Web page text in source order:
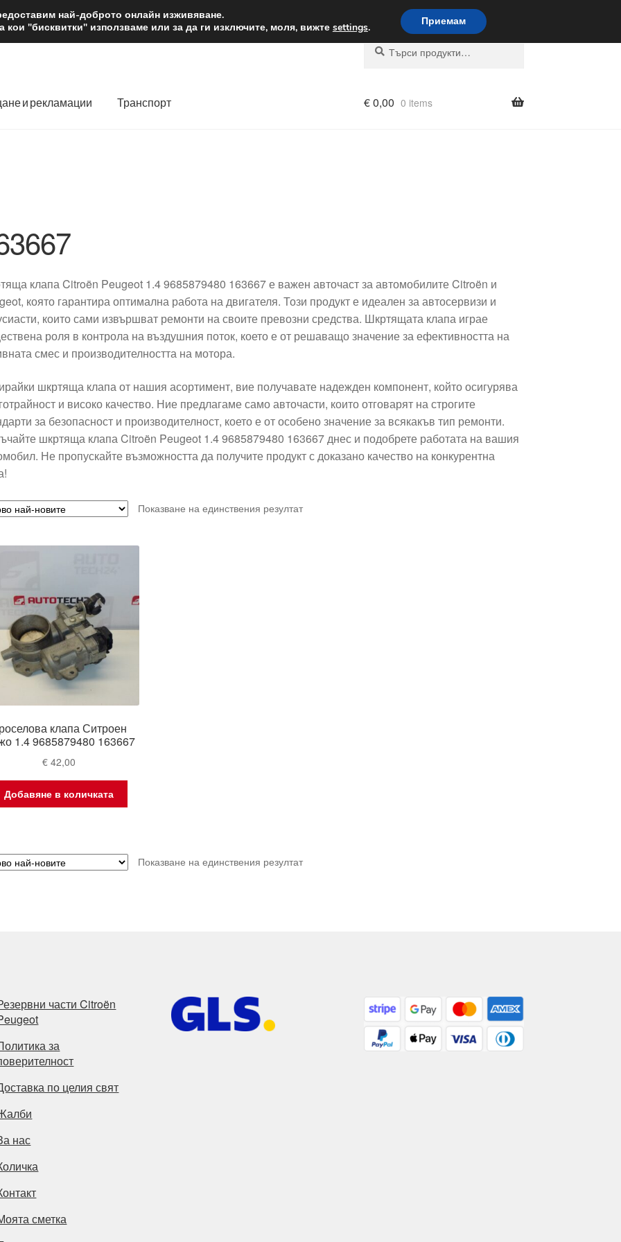
лв. Доставка по целия свят
Търсене
Търсене
и рекламации Транспорт €0,00 0 items
клапа Citroën Peugeot 1.4 9685879480 163667 е важен авточаст за автомобилите Citroën и
която гарантира оптимална работа на двигателя. Този продукт е идеален за автосервизи и
които сами извършват ремонти на своите превозни средства. Шкртящата клапа играе
роля в контрола на въздушния поток, което е от решаващо значение за ефективността на
смес и производителността на мотора.
шкртяща клапа от нашия асортимент, вие получавате надежден компонент, който осигурява
и високо качество. Ние предлагаме само авточасти, които отговарят на строгите
за безопасност и производителност, което е от особено значение за всякакъв тип ремонти.
шкртяща клапа Citroën Peugeot 1.4 9685879480 163667 днес и подобрете работата на вашия
Не пропускайте възможността да получите продукт с доказано качество на конкурентна
Показване на единствения резултат
клапа Ситроен
1.4 9685879480 163667
€ 42,00
Добавяне в количката
Показване на единствения резултат
части Citroën
за
по целия свят
нас
сметка
най-доброто онлайн изживяване.
"бисквитки" използваме или за да ги изключите, моля, вижте settings. Приемам